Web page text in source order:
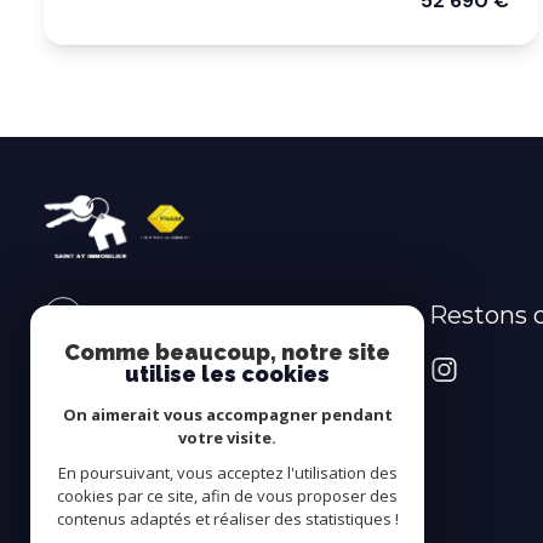
02.38.88.88.00
immobilier.com
45130 Saint-Ay
Restons
Comme beaucoup, notre site
utilise les cookies
On aimerait vous accompagner pendant
votre visite.
En poursuivant, vous acceptez l'utilisation des
cookies par ce site, afin de vous proposer des
contenus adaptés et réaliser des statistiques !